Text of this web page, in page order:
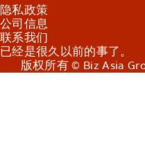
隐私政策
公司信息
联系我们
已经是很久以前的事了。
版权所有 © Biz Asia